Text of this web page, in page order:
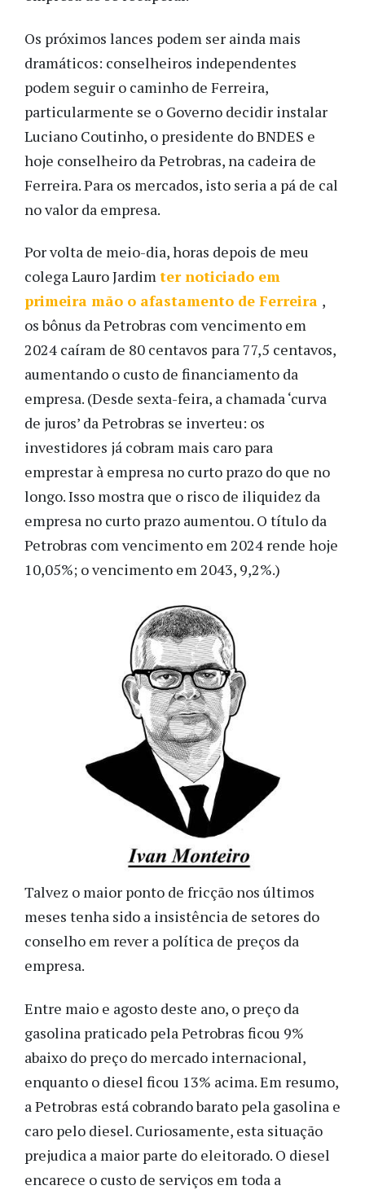
Os próximos lances podem ser ainda mais
dramáticos: conselheiros independentes
podem seguir o caminho de Ferreira,
particularmente se o Governo decidir instalar
Luciano Coutinho, o presidente do BNDES e
hoje conselheiro da Petrobras, na cadeira de
Ferreira. Para os mercados, isto seria a pá de cal
no valor da empresa.
Por volta de meio-dia, horas depois de meu
colega Lauro Jardimter noticiado em
primeira mão o afastamento de Ferreira ,
os bônus da Petrobras com vencimento em
2024 caíram de 80 centavos para 77,5 centavos,
aumentando o custo de financiamento da
empresa. (Desde sexta-feira, a chamada ‘curva
de juros’ da Petrobras se inverteu: os
investidores já cobram mais caro para
emprestar à empresa no curto prazo do que no
longo. Isso mostra que o risco de iliquidez da
empresa no curto prazo aumentou. O título da
Petrobras com vencimento em 2024 rende hoje
10,05%; o vencimento em 2043, 9,2%.)
Talvez o maior ponto de fricção nos últimos
meses tenha sido a insistência de setores do
conselho em rever a política de preços da
empresa.
Entre maio e agosto deste ano, o preço da
gasolina praticado pela Petrobras ficou 9%
abaixo do preço do mercado internacional,
enquanto o diesel ficou 13% acima. Em resumo,
a Petrobras está cobrando barato pela gasolina e
caro pelo diesel. Curiosamente, esta situação
prejudica a maior parte do eleitorado. O diesel
encarece o custo de serviços em toda a